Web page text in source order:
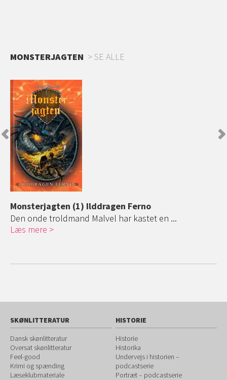
MONSTERJAGTEN SE ALLE
Monsterjagten (1) Ilddragen Ferno
Den onde troldmand Malvel har kastet en ...
Læs mere
SKØNLITTERATUR
Dansk skønlitteratur
Oversat skønlitteratur
Feel-good
Krimi og spænding
Læseklubmateriale
HISTORIE
Historie
Historika
Undervejs i historien –
podcastserie
Portræt – podcastserie